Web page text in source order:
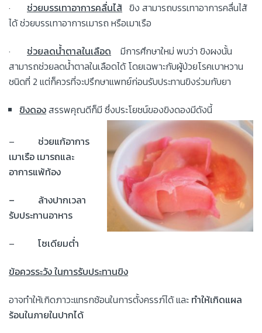
· ช่วยบรรเทาอาการคลื่นไส้ ขิง สามารถบรรเทาอาการคลื่นไส้
ได้ ช่วยบรรเทาอาการเมารถ หรือเมาเรือ
· ช่วยลดน้ำตาลในเลือด
มีการศึกษาใหม่ พบว่า ขิงผงนั้น
สามารถช่วยลดน้ำตาลในเลือดได้ โดยเฉพาะกับผู้ป่วยโรคเบาหวาน
ชนิดที่ 2 แต่ก็ควรที่จะปรึกษาแพทย์ก่อนรับประทานขิงร่วมกับยา
ขิงดองสรรพคุณดีก็มี ซึ่งประโยชน์ของขิงดองมีดังนี้
– ช่วยแก้อาการ
เมาเรือ เมารถและ
อาการแพ้ท้อง
– ล้างปากเวลา
รับประทานอาหาร
– โซเดียมต่ำ
ข้อควรระวัง ในการรับประทานขิง
อาจทำให้เกิดภาวะแทรกซ้อนในการตั้งครรภ์ได้ และ ทำให้เกิดแผล
ร้อนในภายในปากได้